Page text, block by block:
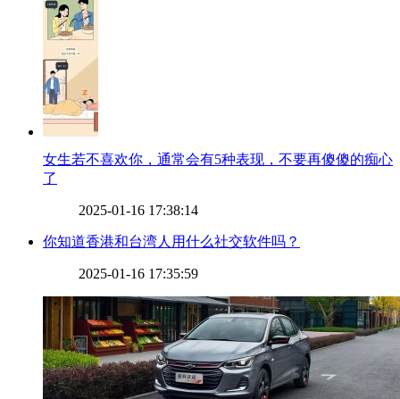
​女生若不喜欢你，通常会有5种表现，不要再傻傻的痴心
了
2025-01-16 17:38:14
​你知道香港和台湾人用什么社交软件吗？
2025-01-16 17:35:59